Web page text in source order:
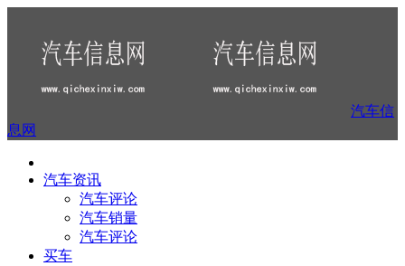
汽车信
息网
汽车资讯
汽车评论
汽车销量
汽车评论
买车